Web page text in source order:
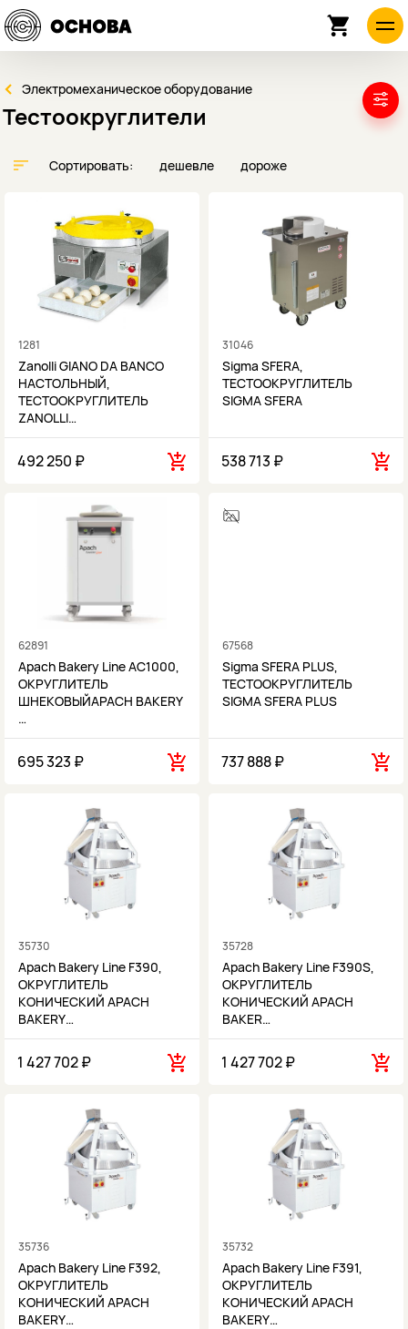
Электромеханическое оборудование
Тестоокруглители
Сортировать: дешевле дороже
1281
Zanolli GIANO DA BANCO
НАСТОЛЬНЫЙ,
ТЕСТООКРУГЛИТЕЛЬ
ZANOLLI…
492 250 ₽
31046
Sigma SFERA,
ТЕСТООКРУГЛИТЕЛЬ
SIGMA SFERA
538 713 ₽
62891
Apach Bakery Line AC1000,
ОКРУГЛИТЕЛЬ
ШНЕКОВЫЙAPACH BAKERY
…
695 323 ₽
67568
Sigma SFERA PLUS,
ТЕСТООКРУГЛИТЕЛЬ
SIGMA SFERA PLUS
737 888 ₽
35730
Apach Bakery Line F390,
ОКРУГЛИТЕЛЬ
КОНИЧЕСКИЙ APACH
BAKERY…
1 427 702 ₽
35728
Apach Bakery Line F390S,
ОКРУГЛИТЕЛЬ
КОНИЧЕСКИЙ APACH
BAKER…
1 427 702 ₽
35736
Apach Bakery Line F392,
ОКРУГЛИТЕЛЬ
КОНИЧЕСКИЙ APACH
BAKERY…
35732
Apach Bakery Line F391,
ОКРУГЛИТЕЛЬ
КОНИЧЕСКИЙ APACH
BAKERY…